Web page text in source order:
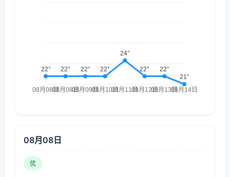
08月08日
优